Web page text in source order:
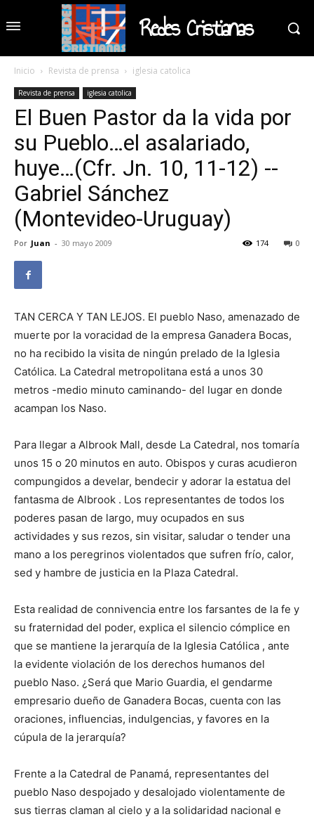
Redes Cristianas
Inicio Revista de prensa iglesia catolica
Revista de prensa iglesia catolica
El Buen Pastor da la vida por
su Pueblo…el asalariado,
huye…(Cfr. Jn. 10, 11-12) --
Gabriel Sánchez
(Montevideo-Uruguay)
Por Juan - 30 mayo 2009 0
174
TAN CERCA Y TAN LEJOS. El pueblo Naso, amenazado de
muerte por la voracidad de la empresa Ganadera Bocas,
no ha recibido la visita de ningún prelado de la Iglesia
Católica. La Catedral metropolitana está a unos 30
metros -medio minuto caminando- del lugar en donde
acampan los Naso.
Para llegar a Albrook Mall, desde La Catedral, nos tomaría
unos 15 o 20 minutos en auto. Obispos y curas acudieron
compungidos a develar, bendecir y adorar la estatua del
fantasma de Albrook . Los representantes de todos los
poderes pasan de largo, muy ocupados en sus
actividades y sus rezos, sin visitar, saludar o tender una
mano a los peregrinos violentados que sufren frío, calor,
sed y hambre de justicia en la Plaza Catedral.
Esta realidad de connivencia entre los farsantes de la fe y
su fraternidad del poder, explica el silencio cómplice en
que se mantiene la jerarquía de la Iglesia Católica , ante
la evidente violación de los derechos humanos del
pueblo Naso. ¿Será que Mario Guardia, el gendarme
empresario dueño de Ganadera Bocas, cuenta con las
oraciones, influencias, indulgencias, y favores en la
cúpula de la jerarquía?
Frente a la Catedral de Panamá, representantes del
pueblo Naso despojado y desalojado violentamente de
sus tierras claman al cielo y a la solidaridad nacional e